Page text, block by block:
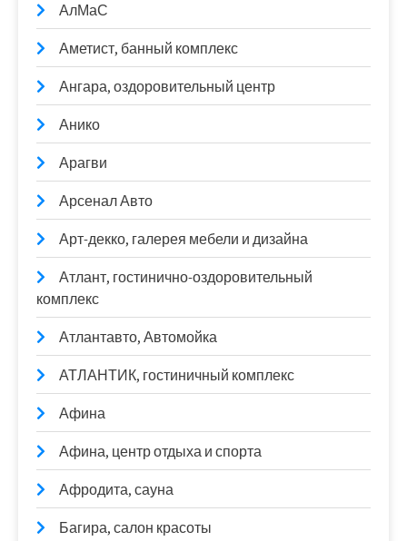
АлМаС
Аметист, банный комплекс
Ангара, оздоровительный центр
Анико
Арагви
Арсенал Авто
Арт-декко, галерея мебели и дизайна
Атлант, гостинично-оздоровительный
комплекс
Атлантавто, Автомойка
АТЛАНТИК, гостиничный комплекс
Афина
Афина, центр отдыха и спорта
Афродита, сауна
Багира, салон красоты